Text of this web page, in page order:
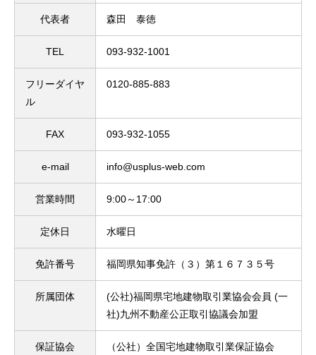
代表者 森田 泰徳
TEL 093-932-1001
フリーダイヤ
ル
0120-885-883
FAX 093-932-1055
e-mail info@usplus-web.com
営業時間 9:00～17:00
定休日 水曜日
免許番号 福岡県知事免許（３）第１６７３５号
所属団体
(公社)福岡県宅地建物取引業協会会員 (一
社)九州不動産公正取引協議会加盟
保証協会 （公社）全国宅地建物取引業保証協会